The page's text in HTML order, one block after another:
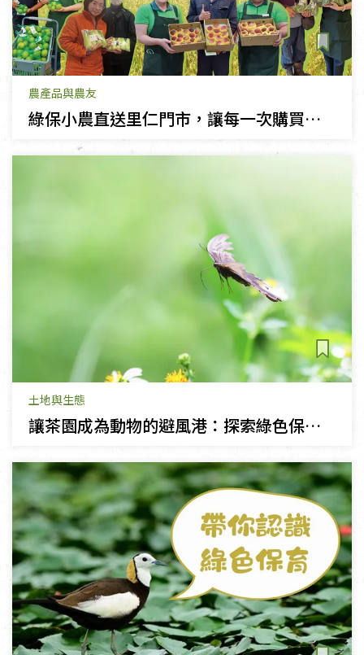
農產品與農友
綠保小農直送里仁門市，讓每一次購買都是生態保育行動
土地與生態
讓茶園成為動物的避風港：探索綠色保育茶品的故事